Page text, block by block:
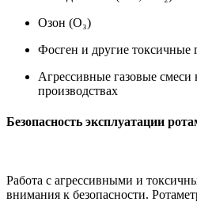
Озон (O₃)
Фосген и другие токсичные
Агрессивные газовые смеси
производствах
Безопасность эксплуатации
Работа с агрессивными и
внимания к безопасности.